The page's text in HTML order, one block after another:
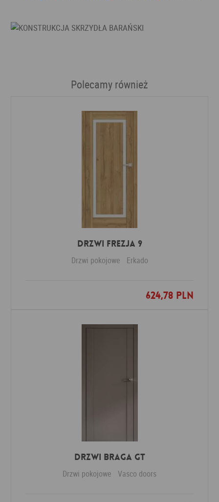
Polecamy również
DRZWI FREZJA 9
Drzwi pokojowe Erkado
624,78 PLN
Dodaj do ulubionych
Drzwi Braga GT
Drzwi pokojowe Vasco doors